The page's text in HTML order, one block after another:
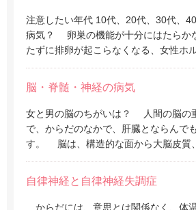
注意したい年代 10代、20代、30代、
病気？ 卵巣の機能が十分にはたらか
たずに排卵が起こらなくなる、女性ホ
脳・脊髄・神経の病気
女と男の脳のちがいは？ 人間の脳の
で、からだのなかで、肝臓とならんで
す。 脳は、構造的な面から大脳皮質
自律神経と自律神経失調症
からだには、意思とは関係なく、体